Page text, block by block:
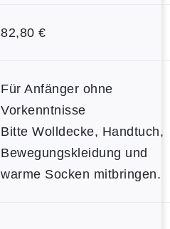
82,80 €
Für Anfänger ohne
Vorkenntnisse
Bitte Wolldecke, Handtuch,
Bewegungskleidung und
warme Socken mitbringen.